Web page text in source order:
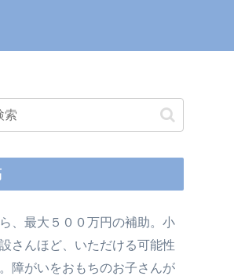
、最大５００万円の補助。小
さんほど、いただける可能性
障がいをおもちのお子さんが